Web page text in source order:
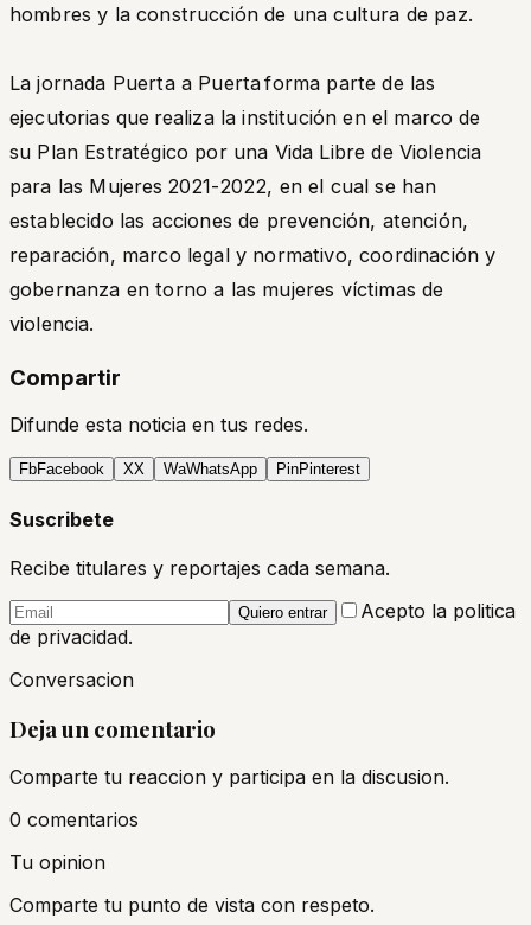
hombres y la construcción de una cultura de paz.
La jornada Puerta a Puerta forma parte de las
ejecutorias que realiza la institución en el marco de
su Plan Estratégico por una Vida Libre de Violencia
para las Mujeres 2021-2022, en el cual se han
establecido las acciones de prevención, atención,
reparación, marco legal y normativo, coordinación y
gobernanza en torno a las mujeres víctimas de
violencia.
Compartir
Difunde esta noticia en tus redes.
FbFacebook XX WaWhatsApp PinPinterest
Suscribete
Recibe titulares y reportajes cada semana.
Quiero entrar
Acepto la politica
de privacidad.
Conversacion
Deja un comentario
Comparte tu reaccion y participa en la discusion.
0 comentarios
Tu opinion
Comparte tu punto de vista con respeto.